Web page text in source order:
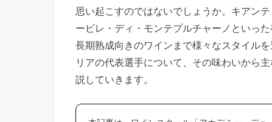
思い起こすのではないでしょうか。キアン
ービレ・ディ・モンテプルチャーノといっ
長期熟成向きのワインまで様々なスタイル
リアの代表選手について、その味わいから
説していきます。